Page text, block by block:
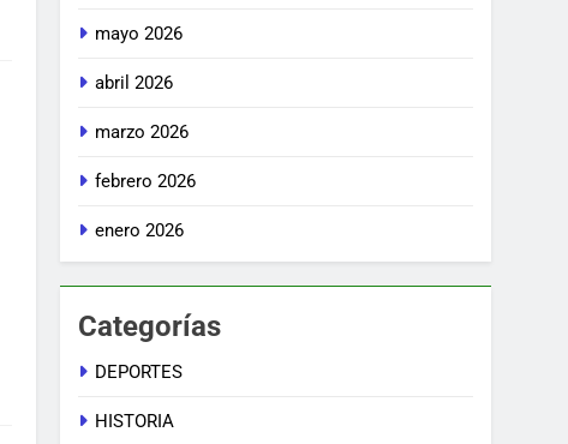
mayo 2026
abril 2026
marzo 2026
febrero 2026
enero 2026
Categorías
DEPORTES
HISTORIA